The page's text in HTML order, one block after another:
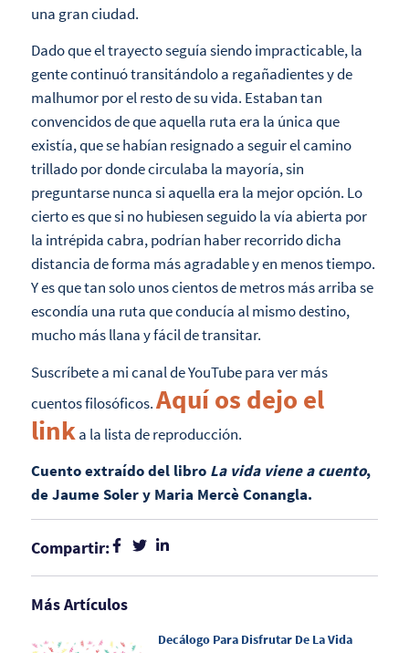
una gran ciudad.
Dado que el trayecto seguía siendo impracticable, la
gente continuó transitándolo a regañadientes y de
malhumor por el resto de su vida. Estaban tan
convencidos de que aquella ruta era la única que
existía, que se habían resignado a seguir el camino
trillado por donde circulaba la mayoría, sin
preguntarse nunca si aquella era la mejor opción. Lo
cierto es que si no hubiesen seguido la vía abierta por
la intrépida cabra, podrían haber recorrido dicha
distancia de forma más agradable y en menos tiempo.
Y es que tan solo unos cientos de metros más arriba se
escondía una ruta que conducía al mismo destino,
mucho más llana y fácil de transitar.
Suscríbete a mi canal de YouTube para ver más
cuentos filosóficos.Aquí os dejo el
linka la lista de reproducción.
Cuento extraído del libro La vida viene a cuento,
de Jaume Soler y Maria Mercè Conangla.
Compartir:
Más Artículos
Decálogo Para Disfrutar De La Vida